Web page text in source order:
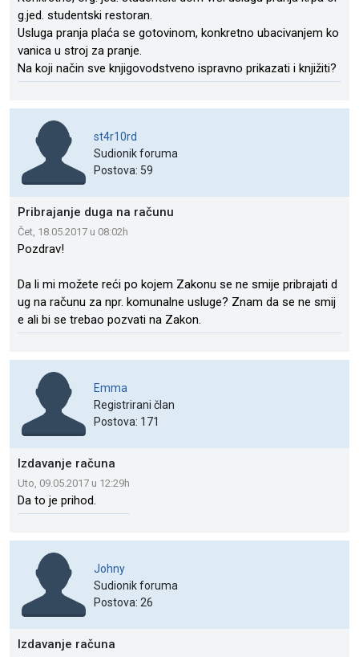
g.jed. studentski restoran.
Usluga pranja plaća se gotovinom, konkretno ubacivanjem ko
vanica u stroj za pranje.
Na koji način sve knjigovodstveno ispravno prikazati i knjižiti?
st4r10rd
Sudionik foruma
Postova: 59
Pribrajanje duga na računu
Čet, 18.05.2017 u 08:02h
Pozdrav!
Da li mi možete reći po kojem Zakonu se ne smije pribrajati d
ug na računu za npr. komunalne usluge? Znam da se ne smij
e ali bi se trebao pozvati na Zakon.
Emma
Registrirani član
Postova: 171
Izdavanje računa
Uto, 09.05.2017 u 12:29h
Da to je prihod.
Johny
Sudionik foruma
Postova: 26
Izdavanje računa